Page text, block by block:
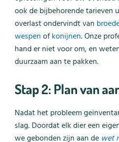
ook de bijbehorende tarieven
overlast ondervindt van
wespenofkonijnen. Onze
hand er niet voor om, en
duurzaam aan te pakken.
Stap 2: Plan van
Nadat het probleem
slag. Doordat elk dier een
we gebonden zijn aan de wet